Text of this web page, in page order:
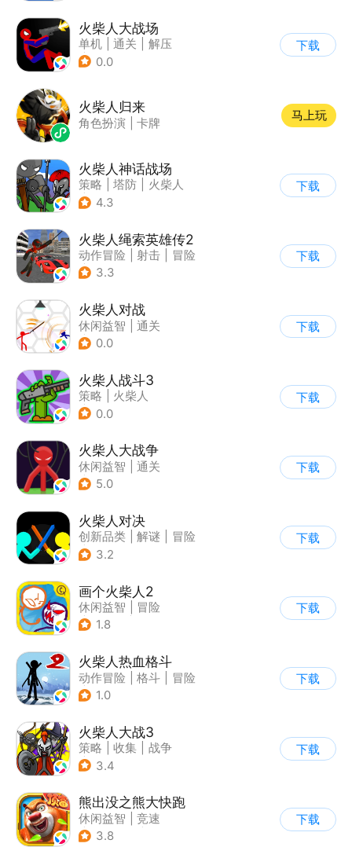
火柴人大战场
单机 通关
解压
| 火柴人
0.0
下载
火柴人归来
角色扮演 卡牌
马上玩
火柴人神话战场
策略 塔防
火柴人
| 休闲益智
4.3
下载
火柴人绳索英雄传2
动作冒险 射击
冒险
| 开放世界
3.3
下载
火柴人对战
休闲益智
通关
| 火柴人
0.0
下载
火柴人战斗3
策略
火柴人
| 指动网络
0.0
下载
火柴人大战争
休闲益智
通关
| 火柴人
5.0
下载
火柴人对决
创新品类 解谜
冒险
| 挑战破纪录
3.2
下载
画个火柴人2
休闲益智
冒险
| 火柴人
1.8
下载
火柴人热血格斗
动作冒险 格斗
冒险
| 火柴人
1.0
下载
火柴人大战3
策略 收集
战争
| 火柴人
3.4
下载
熊出没之熊大快跑
休闲益智
竞速
| 动漫改编
3.8
下载